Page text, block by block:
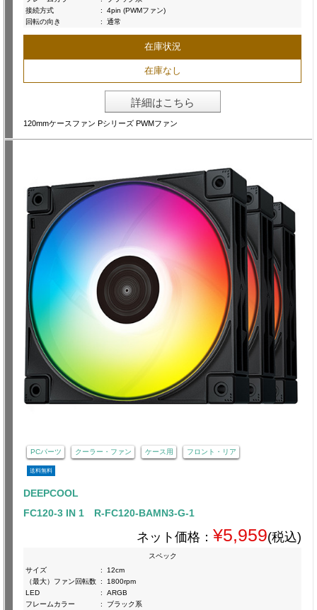
接続方式
:
4pin (PWMファン)
回転の向き
: 通常
在庫状況
在庫なし
詳細はこちら
120mmケースファン Pシリーズ PWMファン
PCパーツ クーラー・ファン ケース用 フロント・リア
送料無料
DEEPCOOL
FC120-3 IN 1 R-FC120-BAMN3-G-1
ネット価格： ¥5,959(税込)
スペック
サイズ
:
12cm
（最大）ファン回転数 :
1800rpm
LED
:
ARGB
フレームカラー
:
ブラック系